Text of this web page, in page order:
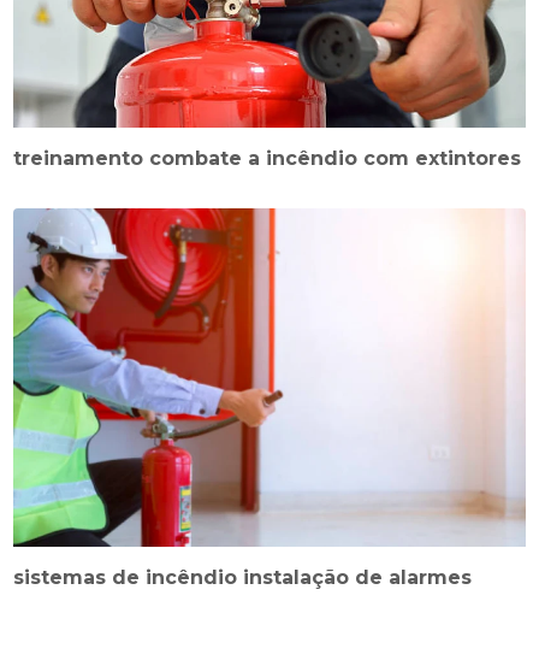
treinamento combate a incêndio com extintores
sistemas de incêndio instalação de alarmes